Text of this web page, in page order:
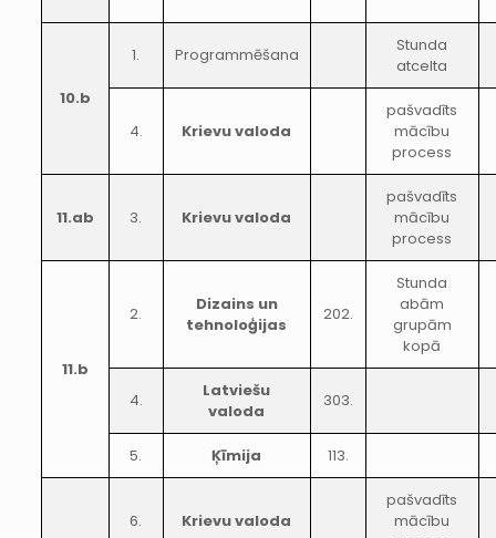
10.b
1. Programmēšana
Stunda
atcelta
4. Krievu valoda
pašvadīts
mācību
process
11.ab 3. Krievu valoda
pašvadīts
mācību
process
11.b
2.
Dizains un
tehnoloģijas
202.
Stunda
abām
grupām
kopā
4.
Latviešu
valoda
303.
5. Ķīmija 113.
6. Krievu valoda
pašvadīts
mācību